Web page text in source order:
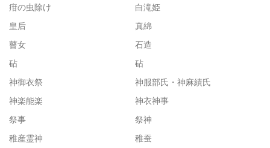
疳の虫除け
白滝姫
皇后
真綿
瞽女
石造
砧
砧
神御衣祭
神服部氏・神麻績氏
神楽能楽
神衣神事
祭事
祭神
稚産霊神
稚蚕